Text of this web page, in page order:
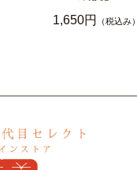
1,650円
（税込み）